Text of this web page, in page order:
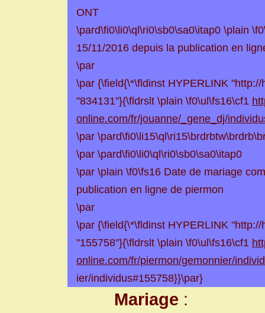
ONT
\pard\fi0\li0\ql\ri0\sb0\sa0\itap0 \plain
15/11/2016 depuis la publication en
\par
\par {\field{\*\fldinst HYPERLINK
"834131"}{\fldrslt \plain \f0\ul\fs16\cf1
online.com/fr/jouanne/_gene_dj/
\par
\par \pard\fi0\li0\ql\ri0\sb0\sa0\itap0
\par \plain \f0\fs16 Date de mariage
publication en ligne de piermon
\par
\par {\field{\*\fldinst HYPERLINK
"155758"}{\fldrslt \plain \f0\ul\fs16\cf1
online.com/fr/piermon/gemonnier/
ier/individus#155758}}\par}
Mariage :